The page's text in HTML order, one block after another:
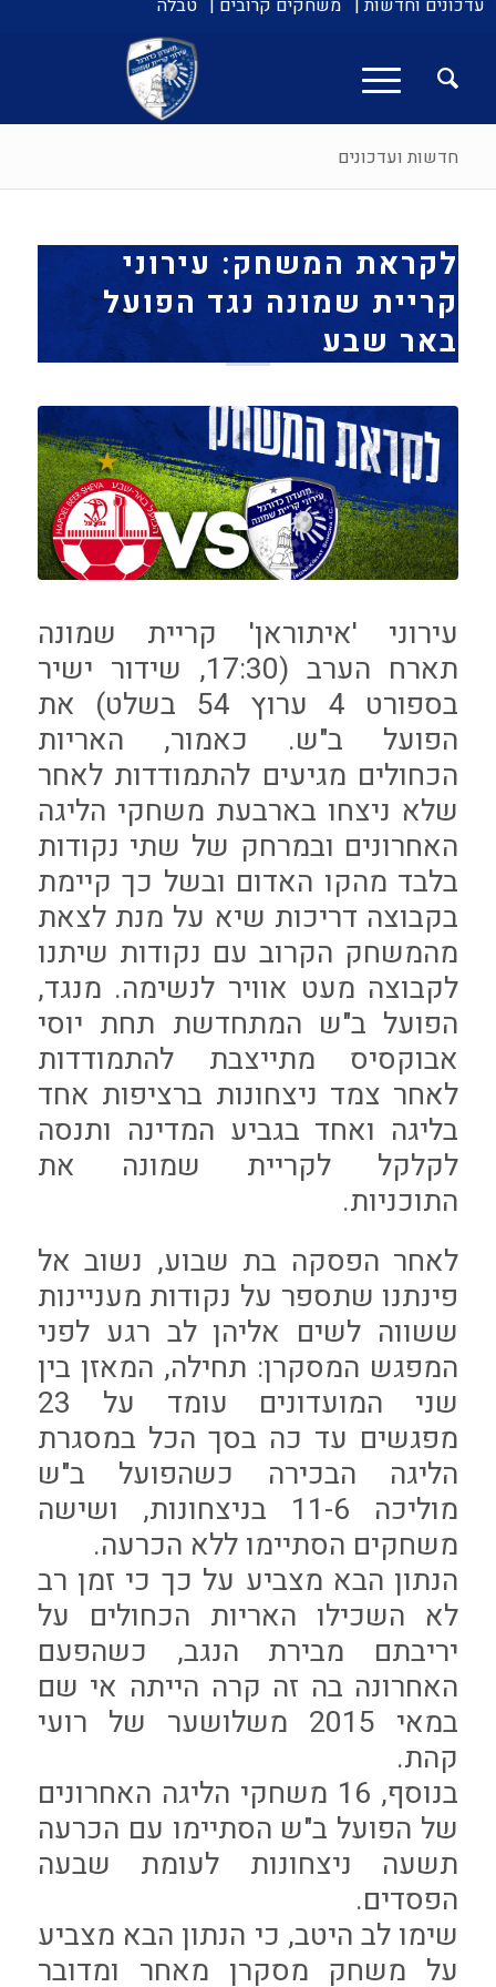
עדכונים וחדשות | משחקים קרובים | טבלה
חדשות ועדכונים
לקראת המשחק: עירוני
קריית שמונה נגד הפועל
באר שבע
עירוני 'איתוראן' קריית שמונה
תארח הערב (17:30, שידור ישיר
בספורט 4 ערוץ 54 בשלט) את
הפועל ב"ש. כאמור, האריות
הכחולים מגיעים להתמודדות לאחר
שלא ניצחו בארבעת משחקי הליגה
האחרונים ובמרחק של שתי נקודות
בלבד מהקו האדום ובשל כך קיימת
בקבוצה דריכות שיא על מנת לצאת
מהמשחק הקרוב עם נקודות שיתנו
לקבוצה מעט אוויר לנשימה. מנגד,
הפועל ב"ש המתחדשת תחת יוסי
אבוקסיס מתייצבת להתמודדות
לאחר צמד ניצחונות ברציפות אחד
בליגה ואחד בגביע המדינה ותנסה
לקלקל לקריית שמונה את
התוכניות.
לאחר הפסקה בת שבוע, נשוב אל
פינתנו שתספר על נקודות מעניינות
ששווה לשים אליהן לב רגע לפני
המפגש המסקרן: תחילה, המאזן בין
שני המועדונים עומד על 23
מפגשים עד כה בסך הכל במסגרת
הליגה הבכירה כשהפועל ב"ש
מוליכה 11-6 בניצחונות, ושישה
משחקים הסתיימו ללא הכרעה.
הנתון הבא מצביע על כך כי זמן רב
לא השכילו האריות הכחולים על
יריבתם מבירת הנגב, כשהפעם
האחרונה בה זה קרה הייתה אי שם
במאי 2015 משלושער של רועי
קהת.
בנוסף, 16 משחקי הליגה האחרונים
של הפועל ב"ש הסתיימו עם הכרעה
תשעה ניצחונות לעומת שבעה
הפסדים.
שימו לב היטב, כי הנתון הבא מצביע
על משחק מסקרן מאחר ומדובר